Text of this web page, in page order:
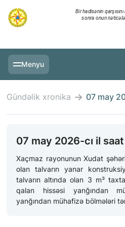
Bir hadisənin
sonra onun
Menyu
MULTİMEDİA
TƏLIMLƏR
Gündəlik xronika 07 may
07 may 2026-cı il
Xaçmaz rayonunun Xudat
olan talvarın yanar
talvarın altında olan 3 m³
qalan hissəsi yanğından
yanğından mühafizə bölmələri